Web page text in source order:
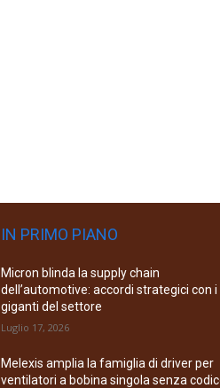
IN PRIMO PIANO
Micron blinda la supply chain
dell’automotive: accordi strategici con i
giganti del settore
Luglio 17, 2026
Melexis amplia la famiglia di driver per
ventilatori a bobina singola senza